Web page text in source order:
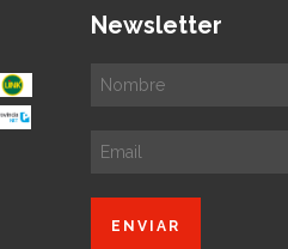
Newsletter